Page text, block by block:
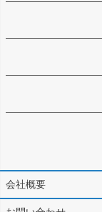
会社概要